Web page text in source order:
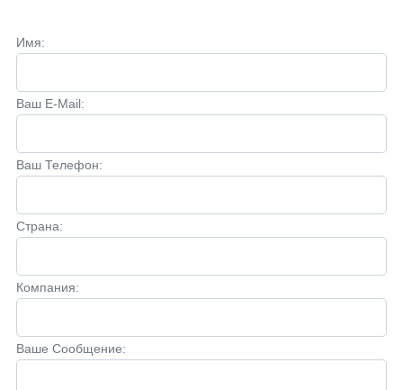
Имя:
Ваш E-Mail:
Ваш Телефон:
Страна:
Компания:
Ваше Сообщение: